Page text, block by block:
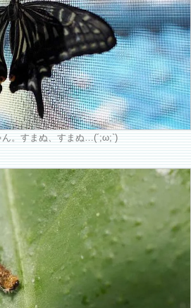
。すまぬ、すまぬ…(´;ω;`)